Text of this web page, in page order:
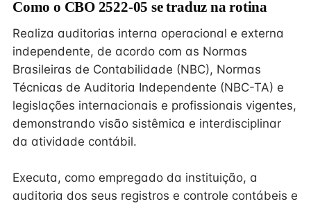
Como o CBO 2522-05 se traduz na rotina
Realiza auditorias interna operacional e externa
independente, de acordo com as Normas
Brasileiras de Contabilidade (NBC), Normas
Técnicas de Auditoria Independente (NBC-TA) e
legislações internacionais e profissionais vigentes,
demonstrando visão sistêmica e interdisciplinar
da atividade contábil.
Executa, como empregado da instituição, a
auditoria dos seus registros e controle contábeis e